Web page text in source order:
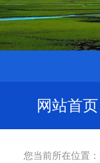
网站首页
您当前所在位置：